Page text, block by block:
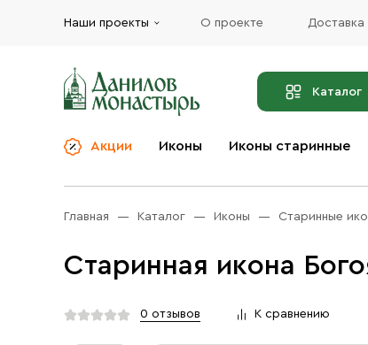
Наши проекты О проекте Доставка
Каталог
Акции Иконы Иконы старинные
Церковная утварь
Бренды
Услуги
Главная Каталог Иконы Старинные
Старинная икона
0 отзывов К сравнению